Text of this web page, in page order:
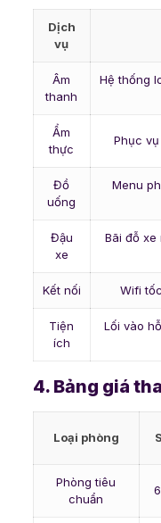
Dịch
vụ
Âm
thanh
Hệ thống
Ẩm
thực
Phục
Đồ
uống
Menu
Đậu
xe
Bãi đỗ
Kết nối Wifi
Tiện
ích
Lối vào
4. Bảng giá
Loại phòng
Phòng tiêu
chuẩn